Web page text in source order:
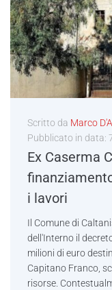
Scritto da Marco
Pubblicato in data:
Ex Caserma
i lavori
Il Comune di
dell'Interno il
milioni di euro
Capitano Franco,
risorse.